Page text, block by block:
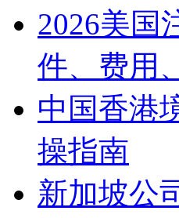
2026美国
件、费用
中国香港
操指南
新加坡公